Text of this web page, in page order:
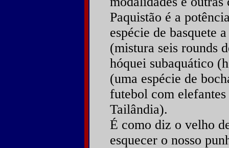
Paquistão é a
espécie de basquete
(mistura seis rounds
hóquei subaquático
(uma espécie de
futebol com
Tailândia).
É como diz o velho
esquecer o nosso